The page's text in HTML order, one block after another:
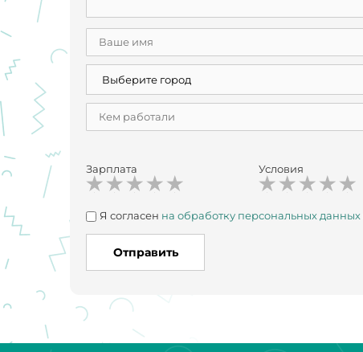
Зарплата Условия
Я согласен на обработку персональных данных
Отправить